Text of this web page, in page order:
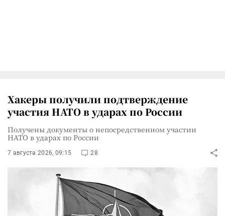
Хакеры получили подтверждение
участия НАТО в ударах по России
Получены документы о непосредственном участии
НАТО в ударах по России
7 августа 2026, 09:15 28